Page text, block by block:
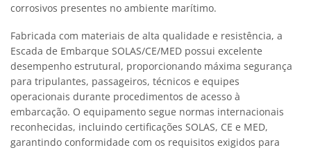
corrosivos presentes no ambiente marítimo.
Fabricada com materiais de alta qualidade e resistência, a
Escada de Embarque SOLAS/CE/MED possui excelente
desempenho estrutural, proporcionando máxima segurança
para tripulantes, passageiros, técnicos e equipes
operacionais durante procedimentos de acesso à
embarcação. O equipamento segue normas internacionais
reconhecidas, incluindo certificações SOLAS, CE e MED,
garantindo conformidade com os requisitos exigidos para